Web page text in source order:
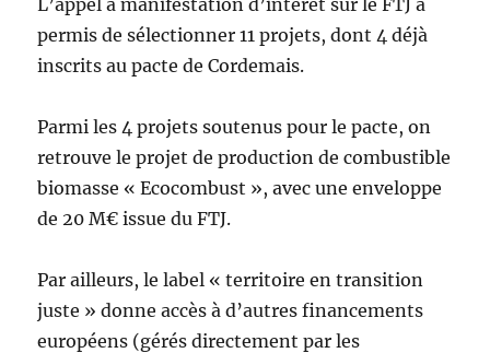
permis de sélectionner 11 projets, dont 4 déjà
inscrits au pacte de Cordemais.
Parmi les 4 projets soutenus pour le pacte, on
retrouve le projet de production de combustible
biomasse « Ecocombust », avec une enveloppe
de 20 M€ issue du FTJ.
Par ailleurs, le label « territoire en transition
juste » donne accès à d’autres financements
européens (gérés directement par les